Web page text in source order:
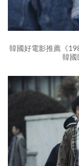
韓國好電影推薦《
韓國